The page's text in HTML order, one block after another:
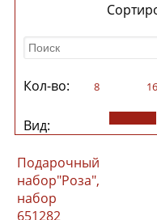
Кол-во: 8 16
Вид:
Подарочный
набор"Роза",
набор
651282